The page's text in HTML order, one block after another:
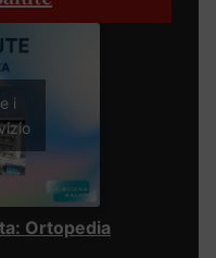
i
Ortopedia